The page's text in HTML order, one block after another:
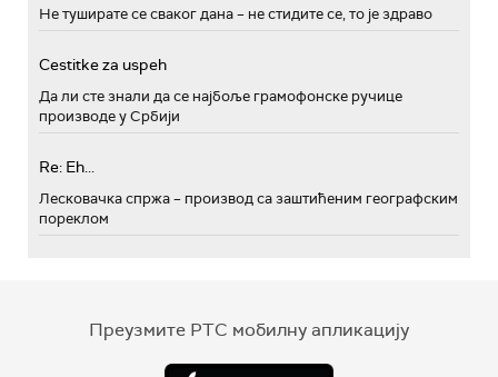
Не туширате се сваког дана – не стидите се, то је здраво
Cestitke za uspeh
Да ли сте знали да се најбоље грамофонске ручице
производе у Србији
Re: Eh...
Лесковачка спржа – производ са заштићеним географским
пореклом
Преузмите РТС мобилну апликацију